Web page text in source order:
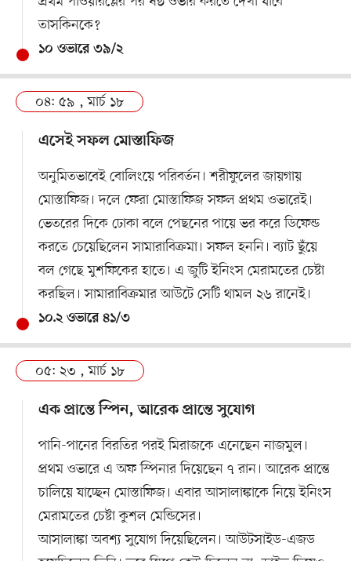
তাসকিনকে?
১০ ওভারে ৩৯/২
০৪: ৫৯ , মার্চ ১৮
এসেই সফল মোস্তাফিজ
অনুমিতভাবেই বোলিংয়ে পরিবর্তন। শরীফুলের জায়গায়
মোস্তাফিজ। দলে ফেরা মোস্তাফিজ সফল প্রথম ওভারেই।
ভেতরের দিকে ঢোকা বলে পেছনের পায়ে ভর করে ডিফেন্ড
করতে চেয়েছিলেন সামারাবিক্রমা। সফল হননি। ব্যাট ছুঁয়ে
বল গেছে মুশফিকের হাতে। এ জুটি ইনিংস মেরামতের চেষ্টা
করছিল। সামারাবিক্রমার আউটে সেটি থামল ২৬ রানেই।
১০.২ ওভারে ৪১/৩
০৫: ২৩ , মার্চ ১৮
এক প্রান্তে স্পিন, আরেক প্রান্তে সুযোগ
পানি-পানের বিরতির পরই মিরাজকে এনেছেন নাজমুল।
প্রথম ওভারে এ অফ স্পিনার দিয়েছেন ৭ রান। আরেক প্রান্তে
চালিয়ে যাচ্ছেন মোস্তাফিজ। এবার আসালাঙ্কাকে নিয়ে ইনিংস
মেরামতের চেষ্টা কুশল মেন্ডিসের।
আসালাঙ্কা অবশ্য সুযোগ দিয়েছিলেন। আউটসাইড-এজড